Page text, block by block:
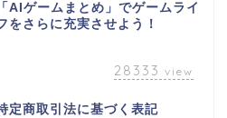
「AIゲームまとめ」でゲームライ
をさらに充実させよう！
28333 view
定商取引法に基づく表記